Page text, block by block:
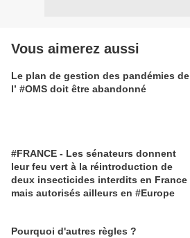
Vous aimerez aussi
Le plan de gestion des pandémies de
l’ #OMS doit être abandonné
#FRANCE - Les sénateurs donnent
leur feu vert à la réintroduction de
deux insecticides interdits en France
mais autorisés ailleurs en #Europe
Pourquoi d'autres règles ?